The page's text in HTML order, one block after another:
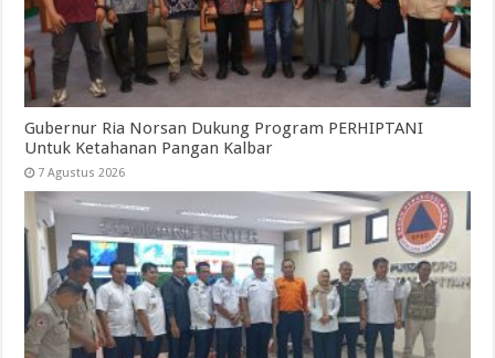
Gubernur Ria Norsan Dukung Program PERHIPTANI
Untuk Ketahanan Pangan Kalbar
7 Agustus 2026